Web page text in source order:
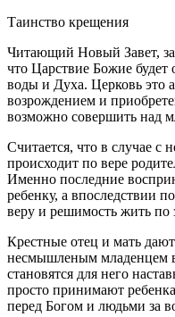
Таинство крещения
Читающий Новый Завет,
что Царствие Божие будет
воды и Духа. Церковь это
возрождением и
возможно совершить над
Считается, что в случае
происходит по вере
Именно последние
ребенку, а впоследствии
веру и решимость жить по
Крестные отец и мать
несмышленым младенцем
становятся для него
просто принимают
перед Богом и людьми за